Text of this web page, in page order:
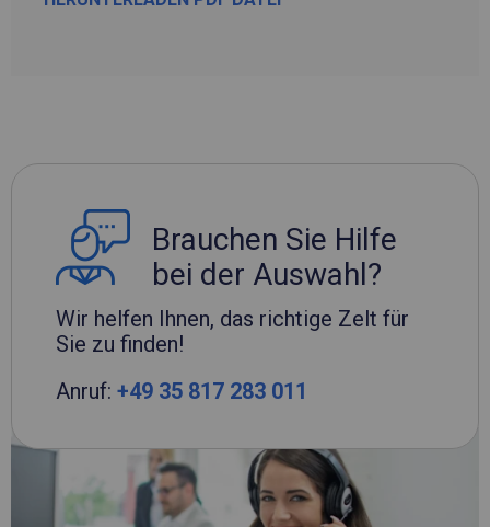
Brauchen Sie Hilfe
bei der Auswahl?
Wir helfen Ihnen, das richtige Zelt für
Sie zu finden!
Anruf: +49 35 817 283 011